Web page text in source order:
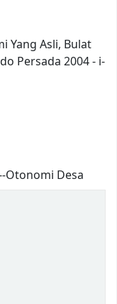
Yang Asli, Bulat
Persada 2004 - i-
Otonomi Desa